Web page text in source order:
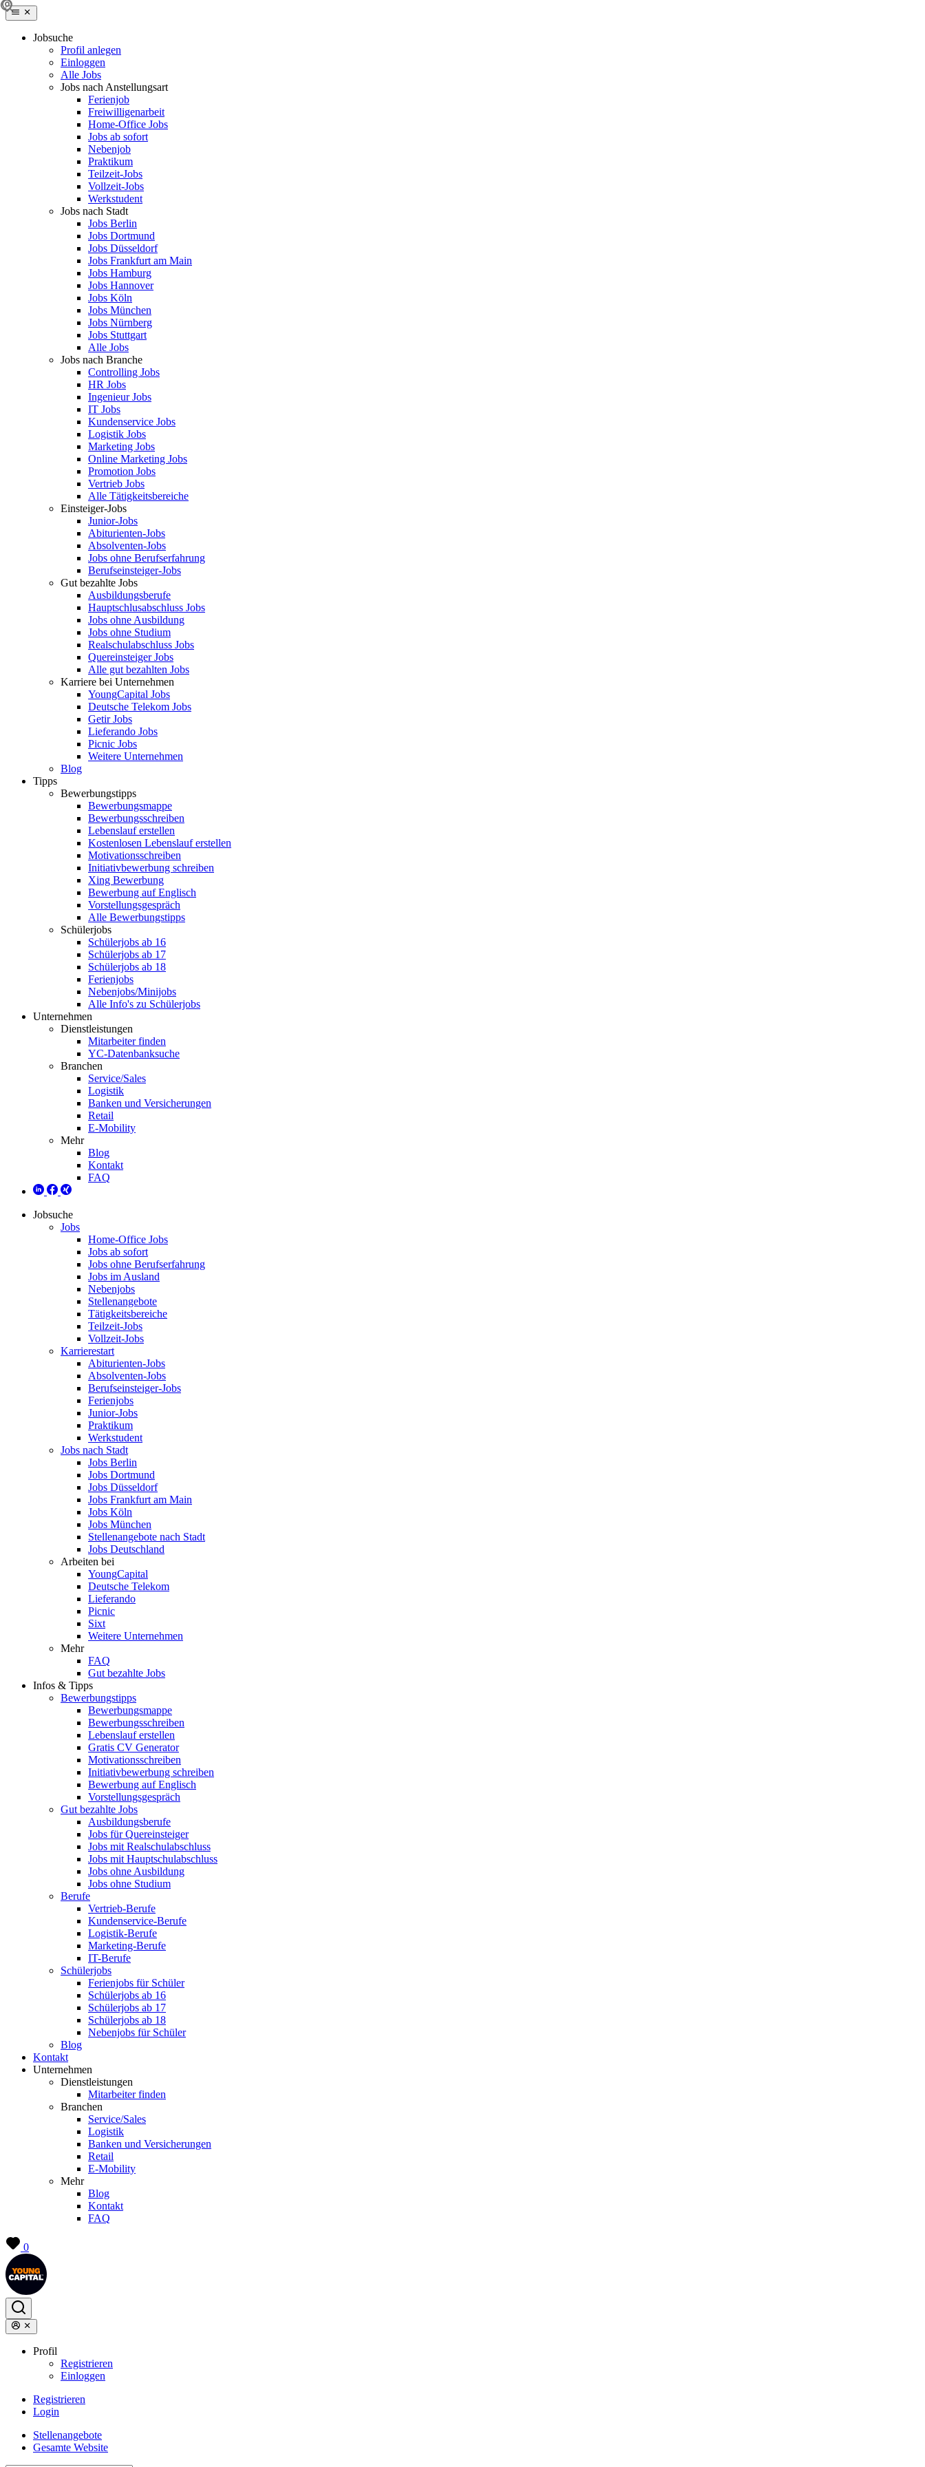
Jobsuche
Profil anlegen
Einloggen
Alle Jobs
Jobs nach Anstellungsart
Ferienjob
Freiwilligenarbeit
Home-Office Jobs
Jobs ab sofort
Nebenjob
Praktikum
Teilzeit-Jobs
Vollzeit-Jobs
Werkstudent
Jobs nach Stadt
Jobs Berlin
Jobs Dortmund
Jobs Düsseldorf
Jobs Frankfurt am Main
Jobs Hamburg
Jobs Hannover
Jobs Köln
Jobs München
Jobs Nürnberg
Jobs Stuttgart
Alle Jobs
Jobs nach Branche
Controlling Jobs
HR Jobs
Ingenieur Jobs
IT Jobs
Kundenservice Jobs
Logistik Jobs
Marketing Jobs
Online Marketing Jobs
Promotion Jobs
Vertrieb Jobs
Alle Tätigkeitsbereiche
Einsteiger-Jobs
Junior-Jobs
Abiturienten-Jobs
Absolventen-Jobs
Jobs ohne Berufserfahrung
Berufseinsteiger-Jobs
Gut bezahlte Jobs
Ausbildungsberufe
Hauptschlusabschluss Jobs
Jobs ohne Ausbildung
Jobs ohne Studium
Realschulabschluss Jobs
Quereinsteiger Jobs
Alle gut bezahlten Jobs
Karriere bei Unternehmen
YoungCapital Jobs
Deutsche Telekom Jobs
Getir Jobs
Lieferando Jobs
Picnic Jobs
Weitere Unternehmen
Blog
Tipps
Bewerbungstipps
Bewerbungsmappe
Bewerbungsschreiben
Lebenslauf erstellen
Kostenlosen Lebenslauf erstellen
Motivationsschreiben
Initiativbewerbung schreiben
Xing Bewerbung
Bewerbung auf Englisch
Vorstellungsgespräch
Alle Bewerbungstipps
Schülerjobs
Schülerjobs ab 16
Schülerjobs ab 17
Schülerjobs ab 18
Ferienjobs
Nebenjobs/Minijobs
Alle Info's zu Schülerjobs
Unternehmen
Dienstleistungen
Mitarbeiter finden
YC-Datenbanksuche
Branchen
Service/Sales
Logistik
Banken und Versicherungen
Retail
E-Mobility
Mehr
Blog
Kontakt
FAQ
Jobsuche
Jobs
Home-Office Jobs
Jobs ab sofort
Jobs ohne Berufserfahrung
Jobs im Ausland
Nebenjobs
Stellenangebote
Tätigkeitsbereiche
Teilzeit-Jobs
Vollzeit-Jobs
Karrierestart
Abiturienten-Jobs
Absolventen-Jobs
Berufseinsteiger-Jobs
Ferienjobs
Junior-Jobs
Praktikum
Werkstudent
Jobs nach Stadt
Jobs Berlin
Jobs Dortmund
Jobs Düsseldorf
Jobs Frankfurt am Main
Jobs Köln
Jobs München
Stellenangebote nach Stadt
Jobs Deutschland
Arbeiten bei
YoungCapital
Deutsche Telekom
Lieferando
Picnic
Sixt
Weitere Unternehmen
Mehr
FAQ
Gut bezahlte Jobs
Infos & Tipps
Bewerbungstipps
Bewerbungsmappe
Bewerbungsschreiben
Lebenslauf erstellen
Gratis CV Generator
Motivationsschreiben
Initiativbewerbung schreiben
Bewerbung auf Englisch
Vorstellungsgespräch
Gut bezahlte Jobs
Ausbildungsberufe
Jobs für Quereinsteiger
Jobs mit Realschulabschluss
Jobs mit Hauptschulabschluss
Jobs ohne Ausbildung
Jobs ohne Studium
Berufe
Vertrieb-Berufe
Kundenservice-Berufe
Logistik-Berufe
Marketing-Berufe
IT-Berufe
Schülerjobs
Ferienjobs für Schüler
Schülerjobs ab 16
Schülerjobs ab 17
Schülerjobs ab 18
Nebenjobs für Schüler
Blog
Kontakt
Unternehmen
Dienstleistungen
Mitarbeiter finden
Branchen
Service/Sales
Logistik
Banken und Versicherungen
Retail
E-Mobility
Mehr
Blog
Kontakt
FAQ
0
Profil
Registrieren
Einloggen
Registrieren
Login
Stellenangebote
Gesamte Website